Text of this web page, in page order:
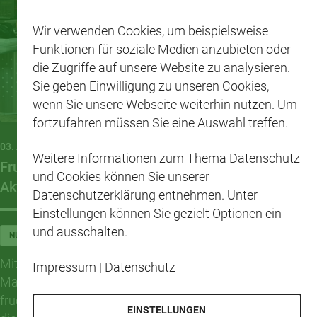
03. AUGUST 2026
Fruchtig, frisch und voller Vitamine – Granatapfel-
Aktion im CAP-Markt Nufringen
NUFRINGEN
Mit einer besonderen Verkostungsaktion hat der CAP-
Markt Nufringen seine Kundinnen und Kunden auf eine
fruchtige Genussreise eingeladen. Im Mittelpunkt stand
Wir verwenden Cookies, um beispielsweise
Funktionen für soziale Medien anzubieten oder
die Zugriffe auf unsere Website zu analysieren.
Sie geben Einwilligung zu unseren Cookies,
wenn Sie unsere Webseite weiterhin nutzen. Um
fortzufahren müssen Sie eine Auswahl treffen.
Weitere Informationen zum Thema Datenschutz
und Cookies können Sie unserer
Datenschutzerklärung entnehmen. Unter
Einstellungen können Sie gezielt Optionen ein
und ausschalten.
Impressum | Datenschutz
EINSTELLUNGEN